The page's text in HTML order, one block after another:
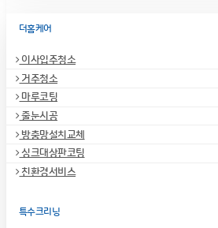
더홈케어
이사입주청소
거주청소
마루코팅
줄눈시공
방충망설치교체
싱크대상판코팅
친환경서비스
특수크리닝